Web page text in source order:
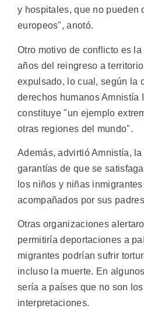
y hospitales, que no pueden
europeos", anotó.
Otro motivo de conflicto es
años del reingreso a
expulsado, lo cual, según la
derechos humanos Amnistía
constituye "un ejemplo
otras regiones del mundo".
Además, advirtió Amnistía,
garantías de que se
los niños y niñas
acompañados por sus
Otras organizaciones
permitiría deportaciones a
migrantes podrían sufrir
incluso la muerte. En
sería a países que no son
interpretaciones.